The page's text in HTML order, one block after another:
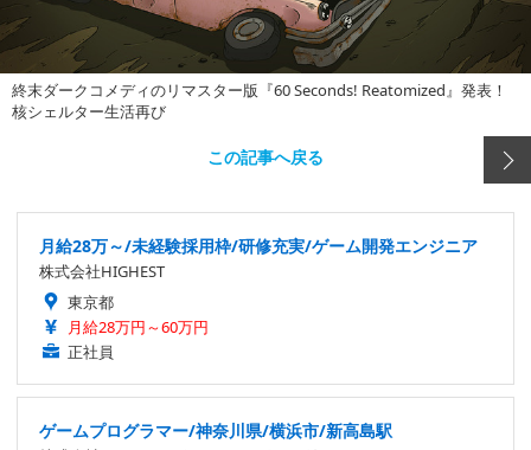
終末ダークコメディのリマスター版『60 Seconds! Reatomized』発表！
核シェルター生活再び
この記事へ戻る
月給28万～/未経験採用枠/研修充実/ゲーム開発エンジニア
株式会社HIGHEST
東京都
月給28万円～60万円
正社員
ゲームプログラマー/神奈川県/横浜市/新高島駅